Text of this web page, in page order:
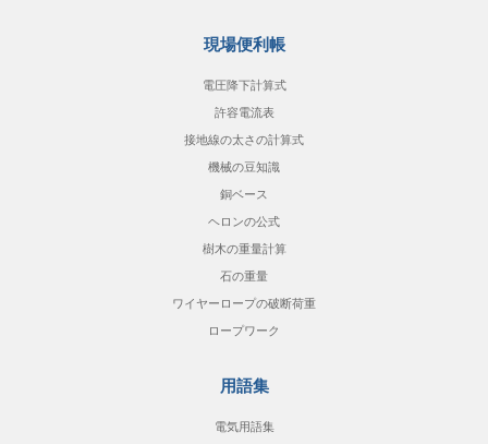
現場便利帳
電圧降下計算式
許容電流表
接地線の太さの計算式
機械の豆知識
銅ベース
ヘロンの公式
樹木の重量計算
石の重量
ワイヤーロープの破断荷重
ロープワーク
用語集
電気用語集